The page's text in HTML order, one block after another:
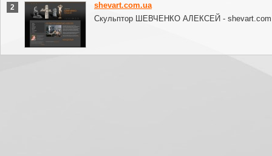
2
shevart.com.ua
Скульптор ШЕВЧЕНКО АЛЕКСЕЙ -